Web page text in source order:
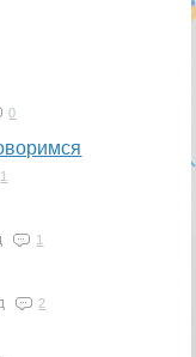
0
1
1
2